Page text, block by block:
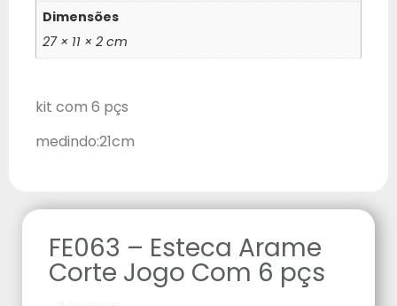
Dimensões
27 × 11 × 2 cm
kit com 6 pçs
medindo:21cm
FE063 – Esteca Arame
Corte Jogo Com 6 pçs